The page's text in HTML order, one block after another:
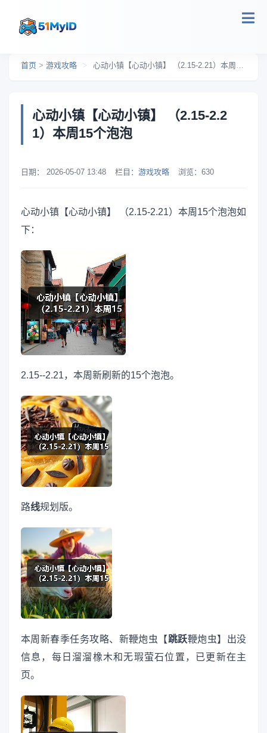
首页 > 游戏攻略 > 心动小镇【心动小镇】 （2.15-2.21）本周15个泡泡
心动小镇【心动小镇】 （2.15-2.2
1）本周15个泡泡
日期： 2026-05-07 13:48 栏目： 游戏攻略 浏览： 630
心动小镇【心动小镇】 （2.15-2.21）本周15个泡泡如
下：
2.15--2.21，本周新刷新的15个泡泡。
路线规划版。
本周新春季任务攻略、新鞭炮虫【跳跃鞭炮虫】出没
信息，每日溜溜橡木和无瑕萤石位置，已更新在主
页。